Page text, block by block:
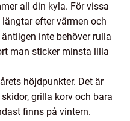
all din kyla. För vissa
efter värmen och
inte behöver rulla
man sticker minsta lilla
höjdpunkter. Det är
grilla korv och bara
finns på vintern.